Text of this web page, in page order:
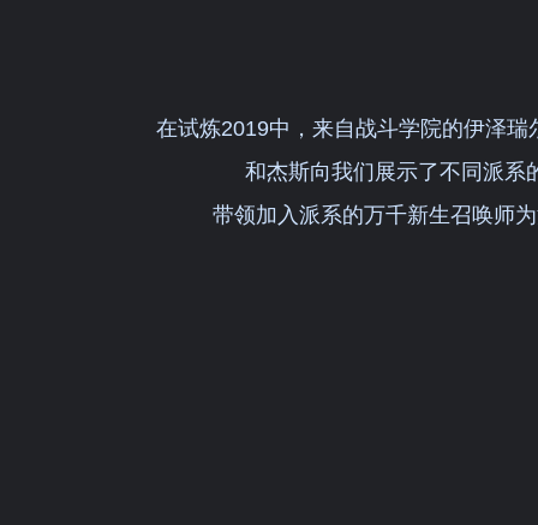
在试炼2019中，来自战斗学院的伊泽瑞
和杰斯向我们展示了不同派系
带领加入派系的万千新生召唤师